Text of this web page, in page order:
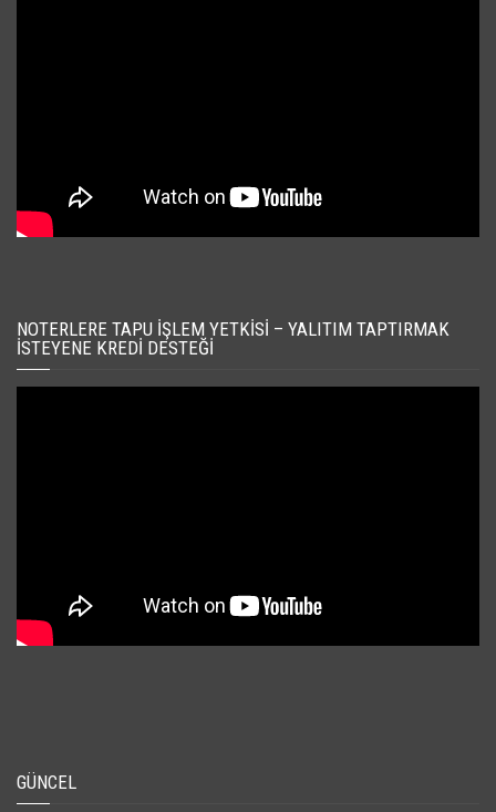
NOTERLERE TAPU İŞLEM YETKISI – YALITIM TAPTIRMAK
İSTEYENE KREDI DESTEĞI
GÜNCEL